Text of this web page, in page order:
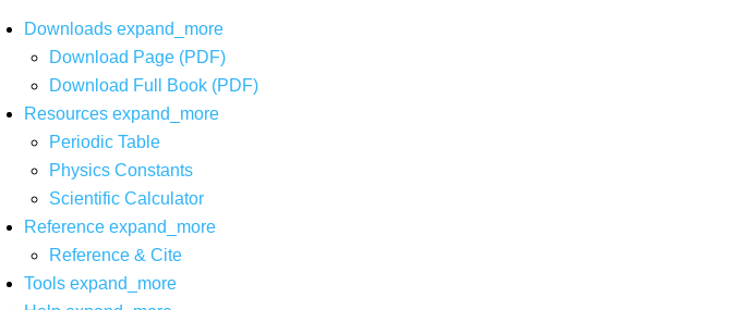
Downloads expand_more
Download Page (PDF)
Download Full Book (PDF)
Resources expand_more
Periodic Table
Physics Constants
Scientific Calculator
Reference expand_more
Reference & Cite
Tools expand_more